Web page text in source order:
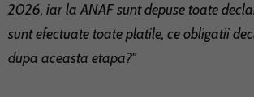
2026, iar la ANAF sunt depuse toate
sunt efectuate toate platile, ce obligatii
dupa aceasta etapa?"